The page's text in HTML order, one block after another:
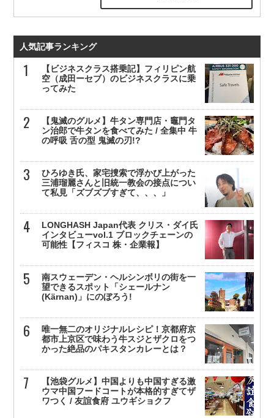
人気記事ランキング
【ビジネスクラス搭乗記】フィリピン航
空（成田ーセブ）のビジネスクラスに乗
ってみた
【鬼滅のグルメ】牛タン専門店・竈門タ
ン治郎で牛タンを食べてみた / 全集中 牛
の呼吸 舌の型 鬼滅の刃!?
ひろゆき氏、家宅捜索で浮かび上がった
三浦瑠麗さんと旧統一教会の接点につい
て私見「ズブズブすぎて、、、」
LONGHASH Japan代表 クリス・ダイ氏
インタビューvol.1 ブロックチェーンの
可能性【フィスコ 株・企業報】
南スウェーデン・ヘルシンボリの街を一
望できるスポット「シェールナン
(Kärnan)」にのぼろう!
唯一無二のオリジナルレシピ！京都府京
都市上京区で味わう牛スジとザクロをつ
かった絶品のパキスタンカレーとは？
【池袋グルメ】中国よりも中国すぎる激
ウマ中国フードコートが本格的すぎてザ
ワつく / 友誼食府 ユウギショクフ